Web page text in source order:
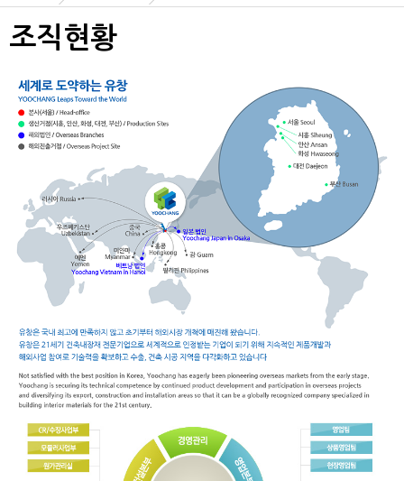
조직현황